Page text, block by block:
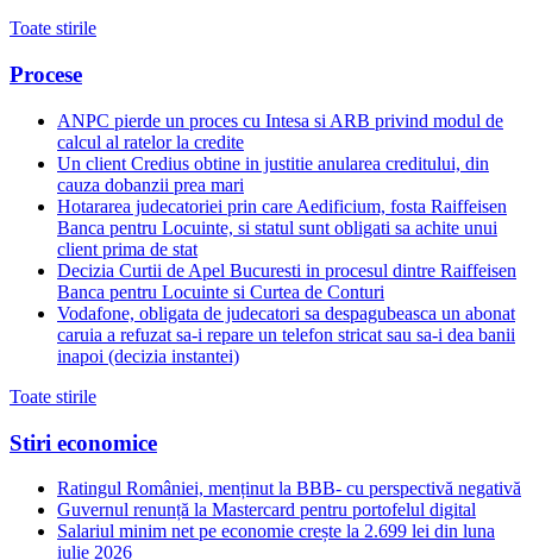
Toate stirile
Procese
ANPC pierde un proces cu Intesa si ARB privind modul de
calcul al ratelor la credite
Un client Credius obtine in justitie anularea creditului, din
cauza dobanzii prea mari
Hotararea judecatoriei prin care Aedificium, fosta Raiffeisen
Banca pentru Locuinte, si statul sunt obligati sa achite unui
client prima de stat
Decizia Curtii de Apel Bucuresti in procesul dintre Raiffeisen
Banca pentru Locuinte si Curtea de Conturi
Vodafone, obligata de judecatori sa despagubeasca un abonat
caruia a refuzat sa-i repare un telefon stricat sau sa-i dea banii
inapoi (decizia instantei)
Toate stirile
Stiri economice
Ratingul României, menținut la BBB- cu perspectivă negativă
Guvernul renunță la Mastercard pentru portofelul digital
Salariul minim net pe economie crește la 2.699 lei din luna
iulie 2026